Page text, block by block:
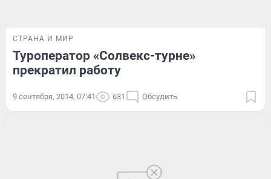
СТРАНА И МИР
Туроператор «Солвекс-турне»
прекратил работу
9 сентября, 2014, 07:41 631 Обсудить